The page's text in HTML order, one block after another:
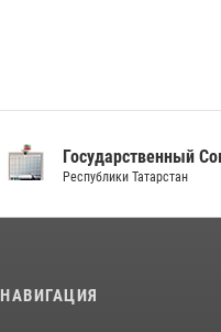
Государственный
Республики Татарстан
НАВИГАЦИЯ